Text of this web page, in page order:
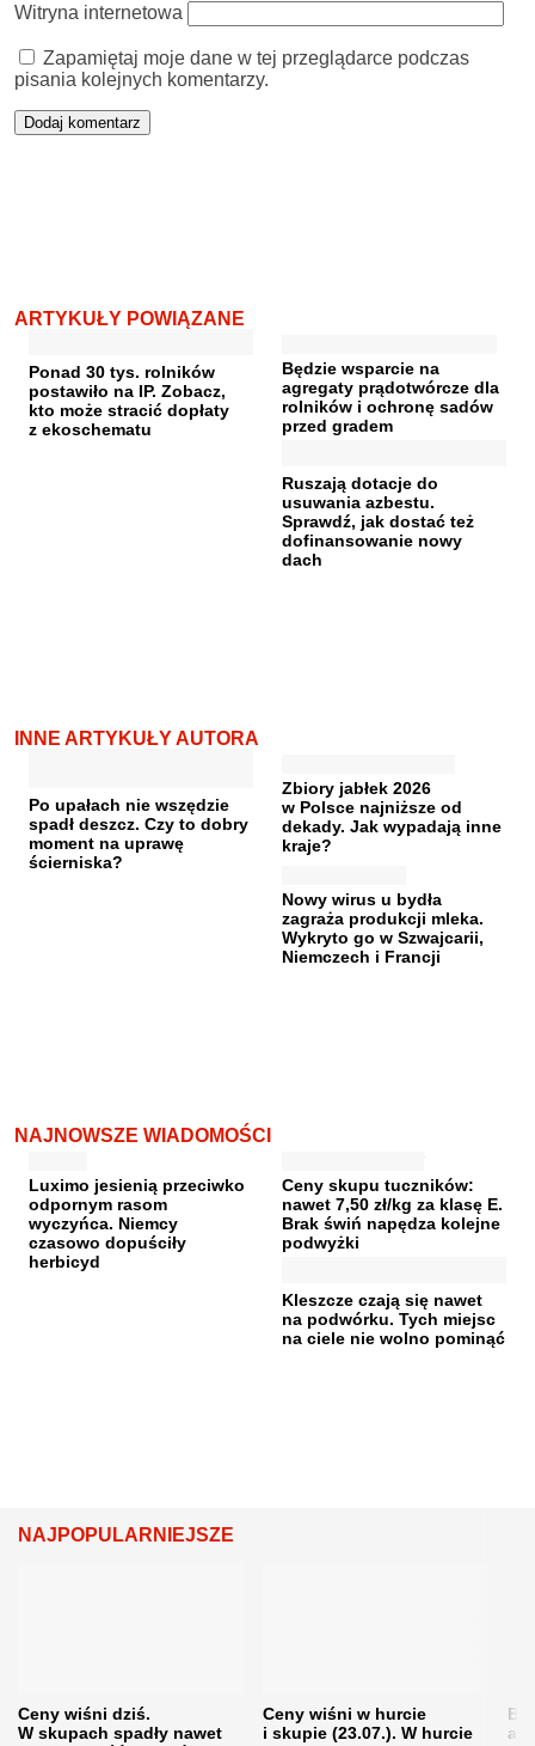
Witryna internetowa
Zapamiętaj moje dane w tej przeglądarce podczas
pisania kolejnych komentarzy.
ARTYKUŁY POWIĄZANE
Ponad 30 tys. rolników
postawiło na IP. Zobacz,
kto może stracić dopłaty
z ekoschematu
Będzie wsparcie na
agregaty prądotwórcze dla
rolników i ochronę sadów
przed gradem
Ruszają dotacje do
usuwania azbestu.
Sprawdź, jak dostać też
dofinansowanie nowy
dach
INNE ARTYKUŁY AUTORA
Po upałach nie wszędzie
spadł deszcz. Czy to dobry
moment na uprawę
ścierniska?
Zbiory jabłek 2026
w Polsce najniższe od
dekady. Jak wypadają inne
kraje?
Nowy wirus u bydła
zagraża produkcji mleka.
Wykryto go w Szwajcarii,
Niemczech i Francji
NAJNOWSZE WIADOMOŚCI
Luximo jesienią przeciwko
odpornym rasom
wyczyńca. Niemcy
czasowo dopuściły
herbicyd
Ceny skupu tuczników:
nawet 7,50 zł/kg za klasę E.
Brak świń napędza kolejne
podwyżki
Kleszcze czają się nawet
na podwórku. Tych miejsc
na ciele nie wolno pominąć
NAJPOPULARNIEJSZE
Ceny wiśni dziś.
W skupach spadły nawet
Ceny wiśni w hurcie
i skupie (23.07.). W hurcie